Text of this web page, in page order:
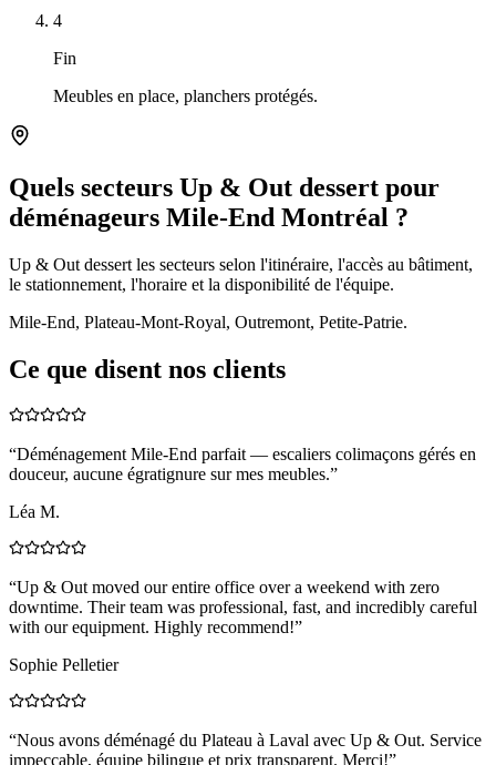
4
Fin
Meubles en place, planchers protégés.
Quels secteurs Up & Out dessert pour
déménageurs Mile-End Montréal ?
Up & Out dessert les secteurs selon l'itinéraire, l'accès au bâtiment,
le stationnement, l'horaire et la disponibilité de l'équipe.
Mile-End, Plateau-Mont-Royal, Outremont, Petite-Patrie.
Ce que disent nos clients
“Déménagement Mile-End parfait — escaliers colimaçons gérés en
douceur, aucune égratignure sur mes meubles.”
Léa M.
“Up & Out moved our entire office over a weekend with zero
downtime. Their team was professional, fast, and incredibly careful
with our equipment. Highly recommend!”
Sophie Pelletier
“Nous avons déménagé du Plateau à Laval avec Up & Out. Service
impeccable, équipe bilingue et prix transparent. Merci!”